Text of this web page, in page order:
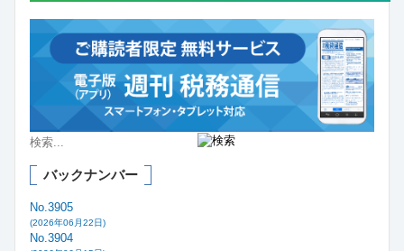
バックナンバー
No.3905
(2026年06月22日)
No.3904